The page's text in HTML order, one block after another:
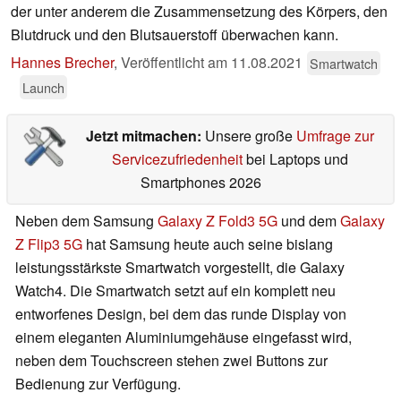
der unter anderem die Zusammensetzung des Körpers, den
Blutdruck und den Blutsauerstoff überwachen kann.
Hannes Brecher, Veröffentlicht am 11.08.2021 Smartwatch
Launch
Jetzt mitmachen: Unsere große Umfrage zur
Servicezufriedenheitbei Laptops und
Smartphones 2026
Neben dem Samsung Galaxy Z Fold3 5G und demGalaxy
Z Flip3 5G hat Samsung heute auch seine bislang
leistungsstärkste Smartwatch vorgestellt, die Galaxy
Watch4. Die Smartwatch setzt auf ein komplett neu
entworfenes Design, bei dem das runde Display von
einem eleganten Aluminiumgehäuse eingefasst wird,
neben dem Touchscreen stehen zwei Buttons zur
Bedienung zur Verfügung.